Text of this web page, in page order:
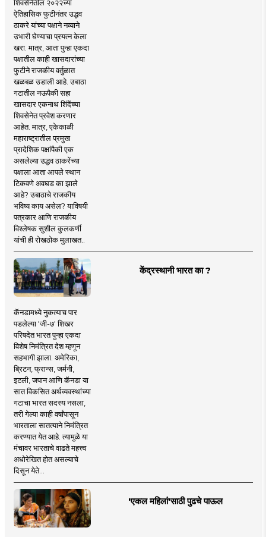
शिवसेनेतील २०२२च्या
ऐतिहासिक फुटीनंतर उद्धव
ठाकरे यांच्या पक्षाने नव्याने
उभारी घेण्याचा प्रयत्न केला
खरा. मात्र, आता पुन्हा एकदा
पक्षातील काही खासदारांच्या
फुटीने राजकीय वर्तुळात
खळबळ उडाली आहे. उबाठा
गटातील नऊपैकी सहा
खासदार एकनाथ शिंदेंच्या
शिवसेनेत प्रवेश करणार
आहेत. मात्र, एकेकाळी
महाराष्ट्रातील प्रमुख
प्रादेशिक पक्षांपैकी एक
असलेल्या उद्धव ठाकरेंच्या
पक्षाला आता आपले स्थान
टिकवणे अवघड का झाले
आहे? उबाठाचे राजकीय
भविष्य काय असेल? याविषयी
पत्रकार आणि राजकीय
विश्लेषक सुशील कुलकर्णी
यांची ही रोखठोक मुलाखत..
केंद्रस्थानी भारत का ?
कॅनडामध्ये नुकत्याच पार
पडलेल्या 'जी-७' शिखर
परिषदेत भारत पुन्हा एकदा
विशेष निमंत्रित देश म्हणून
सहभागी झाला. अमेरिका,
ब्रिटन, फ्रान्स, जर्मनी,
इटली, जपान आणि कॅनडा या
सात विकसित अर्थव्यवस्थांच्या
गटाचा भारत सदस्य नसला,
तरी गेल्या काही वर्षांपासून
भारताला सातत्याने निमंत्रित
करण्यात येत आहे. त्यामुळे या
मंचावर भारताचे वाढते महत्त्व
अधोरेखित होत असल्याचे
दिसून येते...
'एकल महिलां'साठी पुढचे पाऊल